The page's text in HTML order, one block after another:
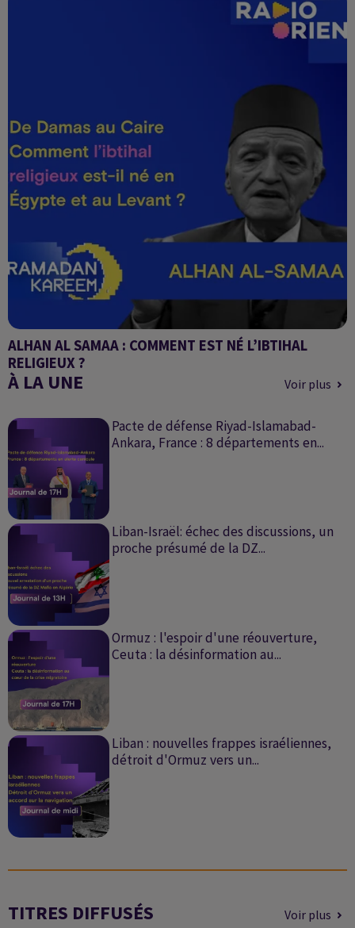
ALHAN AL SAMAA : COMMENT EST NÉ L’IBTIHAL
RELIGIEUX ?
Alhan al Samaa
À LA UNE Voir plus
Pacte de défense Riyad-Islamabad-
Ankara, France : 8 départements en...
Liban-Israël: échec des discussions, un
proche présumé de la DZ...
Ormuz : l'espoir d'une réouverture,
Ceuta : la désinformation au...
Liban : nouvelles frappes israéliennes,
détroit d'Ormuz vers un...
TITRES DIFFUSÉS Voir plus